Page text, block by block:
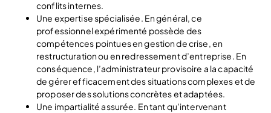
conflits internes.
Une expertise spécialisée. En général, ce
professionnel expérimenté possède des
compétences pointues en gestion de crise, en
restructuration ou en redressement d’entreprise. En
conséquence, l’administrateur provisoire a la capacité
de gérer efficacement des situations complexes et de
proposer des solutions concrètes et adaptées.
Une impartialité assurée. En tant qu’intervenant